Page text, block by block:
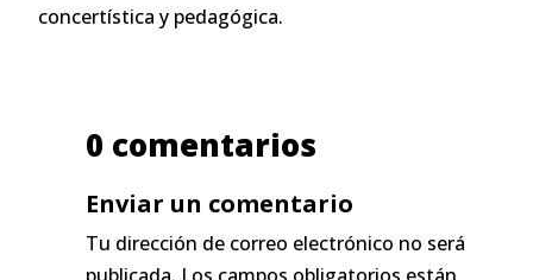
concertística y pedagógica.
0 comentarios
Enviar un comentario
Tu dirección de correo electrónico no será